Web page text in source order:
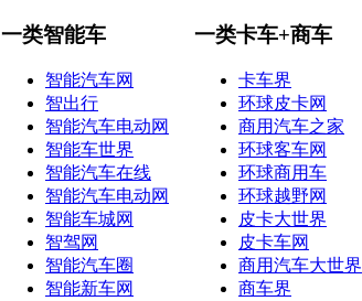
一类智能车
智能汽车网
智出行
智能汽车电动网
智能车世界
智能汽车在线
智能汽车电动网
智能车城网
智驾网
智能汽车圈
智能新车网
一类卡车+商车
卡车界
环球皮卡网
商用汽车之家
环球客车网
环球商用车
环球越野网
皮卡大世界
皮卡车网
商用汽车大世界
商车界